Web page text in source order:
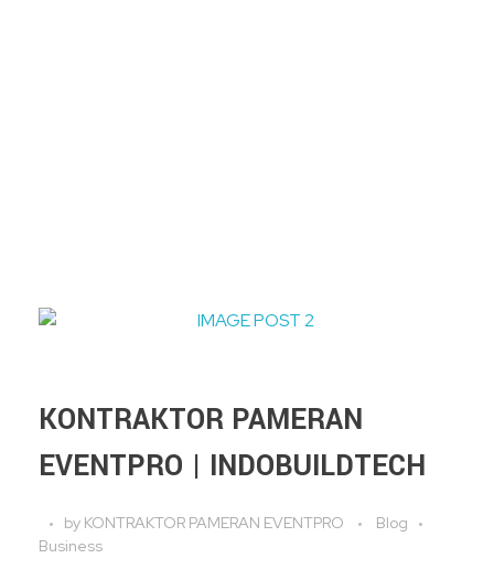
KONTRAKTOR PAMERAN
EVENTPRO | INDOBUILDTECH
by KONTRAKTOR PAMERAN EVENTPRO
Blog
Business